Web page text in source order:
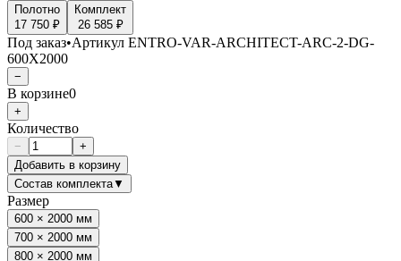
Полотно
17 750 ₽
Комплект
26 585 ₽
Под заказ•Артикул ENTRO-VAR-ARCHITECT-ARC-2-DG-
600X2000
−
В корзине0
+
Количество
−
+
Добавить в корзину
Состав комплекта▼
Размер
600 × 2000 мм
700 × 2000 мм
800 × 2000 мм